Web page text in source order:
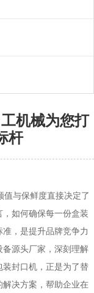
机械为您打
杆
值与保鲜度直接决定了
如何确保每一份盒装
，是提升品牌竞争力
源头厂家，深刻理解
封口机，正是为了替
决方案，帮助企业在